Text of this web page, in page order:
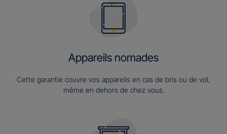
Appareils nomades
Cette garantie couvre vos appareils en cas de bris ou de vol,
même en dehors de chez vous.